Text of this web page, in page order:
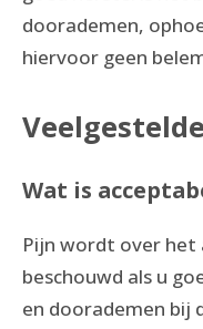
doorademen,
hiervoor geen
Wat is
Pijn wordt over het
beschouwd als u
en doorademen bij